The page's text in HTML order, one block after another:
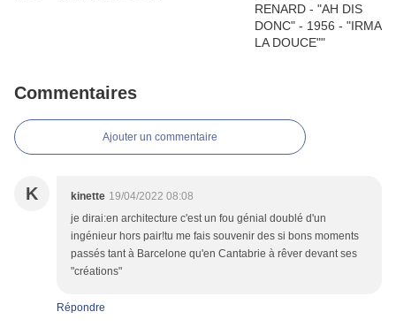
Commentaires
Ajouter un commentaire
K kinette 19/04/2022 08:08
je dirai:en architecture c'est un fou génial doublé d'un
ingénieur hors pair!tu me fais souvenir des si bons moments
passés tant à Barcelone qu'en Cantabrie à rêver devant ses
"créations"
Répondre